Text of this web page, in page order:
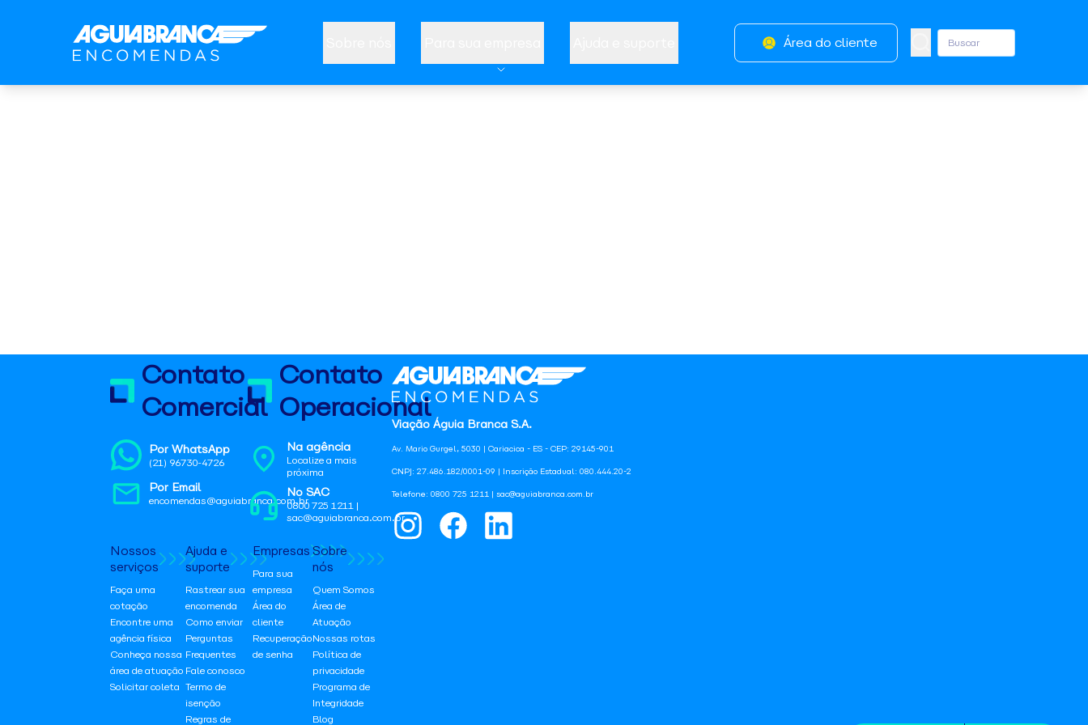
Área do cliente
Viação Águia Branca S.A.
Av. Mario Gurgel, 5030 | Cariacica - ES - CEP: 29145-901
CNPJ: 27.486.182/0001-09 | Inscrição Estadual: 080.444.20-2
Telefone: 0800 725 1211 | sac@aguiabranca.com.br
Contato
Comercial
Por WhatsApp
(21) 96730-4726
Por Email
encomendas@aguiabranca.com.br
Contato
Operacional
Na agência
Localize a mais
próxima
No SAC
0800 725 1211 |
sac@aguiabranca.com.br
Nossos
serviços
Faça uma
cotação
Encontre uma
agência física
Conheça nossa
área de atuação
Solicitar coleta
Ajuda e
suporte
Rastrear sua
encomenda
Como enviar
Perguntas
Frequentes
Fale conosco
Termo de
isenção
Regras de
Empresas
Para sua
empresa
Área do
cliente
Recuperação
de senha
Sobre
nós
Quem Somos
Área de
Atuação
Nossas rotas
Política de
privacidade
Programa de
Integridade
Blog